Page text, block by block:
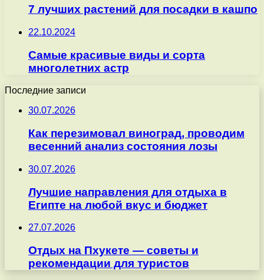
7 лучших растений для посадки в кашпо
22.10.2024
Самые красивые виды и сорта
многолетних астр
Последние записи
30.07.2026
Как перезимовал виноград, проводим
весенний анализ состояния лозы
30.07.2026
Лучшие направления для отдыха в
Египте на любой вкус и бюджет
27.07.2026
Отдых на Пхукете — советы и
рекомендации для туристов